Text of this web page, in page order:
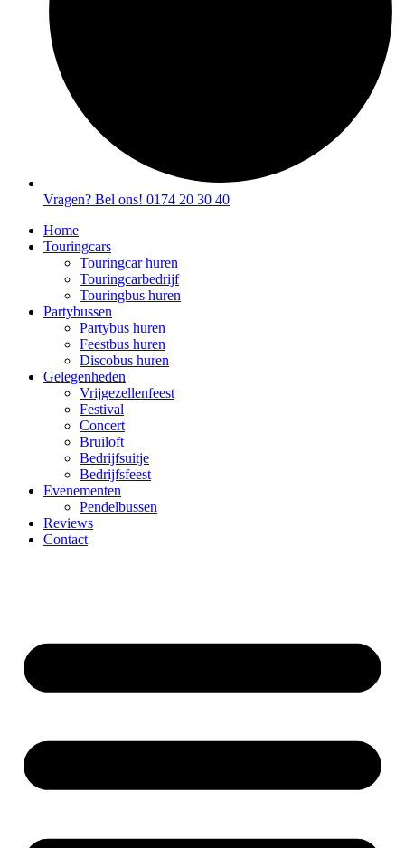
Vragen? Bel ons! 0174 20 30 40
Home
Touringcars
Touringcar huren
Touringcarbedrijf
Touringbus huren
Partybussen
Partybus huren
Feestbus huren
Discobus huren
Gelegenheden
Vrijgezellenfeest
Festival
Concert
Bruiloft
Bedrijfsuitje
Bedrijfsfeest
Evenementen
Pendelbussen
Reviews
Contact